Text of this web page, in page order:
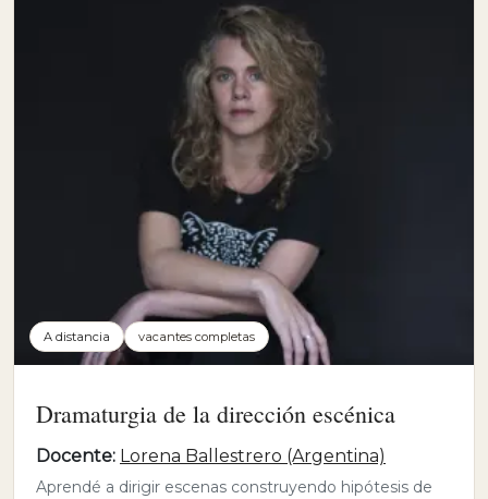
A distancia vacantes completas
Dramaturgia de la dirección escénica
Docente: Lorena Ballestrero (Argentina)
Aprendé a dirigir escenas construyendo hipótesis de